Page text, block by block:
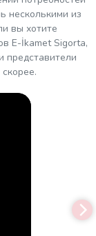
несколькими из
вы хотите
E-İkamet Sigorta,
представители